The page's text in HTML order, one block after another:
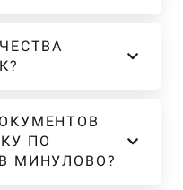
ПО
МИНУЛОВО?